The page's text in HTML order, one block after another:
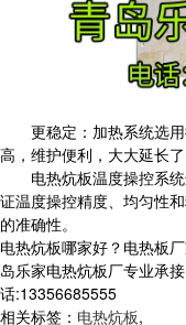
更稳定：加热系统选用
高，维护便利，大大延长
电热炕板温度操控系统
证温度操控精度、均匀性
的准确性。
电热炕板哪家好？电热板
岛乐家电热炕板厂专业承
话:13356685555
相关标签： 电热炕板,